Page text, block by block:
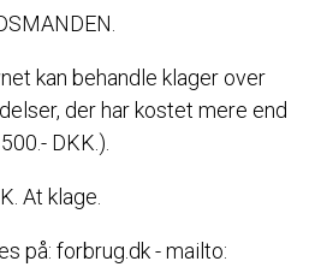
kan behandle klager over
der har kostet mere end
DKK.).
At klage.
på: forbrug.dk - mailto: